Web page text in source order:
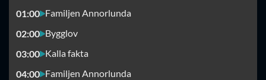
01:00 Familjen Annorlunda
02:00 Bygglov
03:00 Kalla fakta
04:00 Familjen Annorlunda